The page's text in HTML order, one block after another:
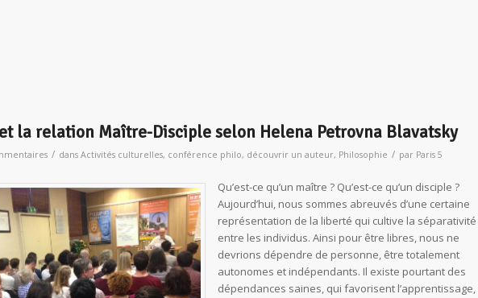
la relation Maître-Disciple selon Helena Petrovna Blavatsky
/ dans Activités culturelles, conférence philo, découvrir un auteur, Philosophie / par Paris 5
Qu’est-ce qu’un maître ? Qu’est-ce qu’un disciple ?
Aujourd’hui, nous sommes abreuvés d’une certaine
représentation de la liberté qui cultive la séparativité
entre les individus. Ainsi pour être libres, nous ne
devrions dépendre de personne, être totalement
autonomes et indépendants. Il existe pourtant des
dépendances saines, qui favorisent l’apprentissage,